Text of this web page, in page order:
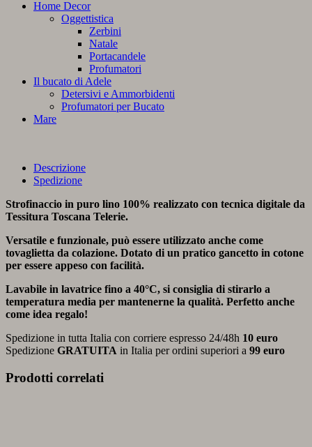
Home Decor
Oggettistica
Zerbini
Natale
Portacandele
Profumatori
Il bucato di Adele
Detersivi e Ammorbidenti
Profumatori per Bucato
Mare
Descrizione
Spedizione
Strofinaccio in puro lino 100% realizzato con tecnica digitale da
Tessitura Toscana Telerie.
Versatile e funzionale, può essere utilizzato anche come
tovaglietta da colazione. Dotato di un pratico gancetto in cotone
per essere appeso con facilità.
Lavabile in lavatrice fino a 40°C, si consiglia di stirarlo a
temperatura media per mantenerne la qualità. Perfetto anche
come idea regalo!
Spedizione in tutta Italia con corriere espresso 24/48h 10 euro
Spedizione GRATUITA in Italia per ordini superiori a 99 euro
Prodotti correlati